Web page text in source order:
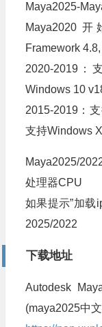
Maya2025-
Maya2020
Framework
2020-2019：
Windows 10
2015-2019：
支持Windows
Maya2025/
处理器CPU
如果提示”加载
2025/2022
下载地址
Autodesk
(maya2025中